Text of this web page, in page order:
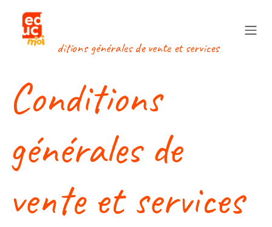
Conditions générales de vente et services
Conditions
générales de
vente et services